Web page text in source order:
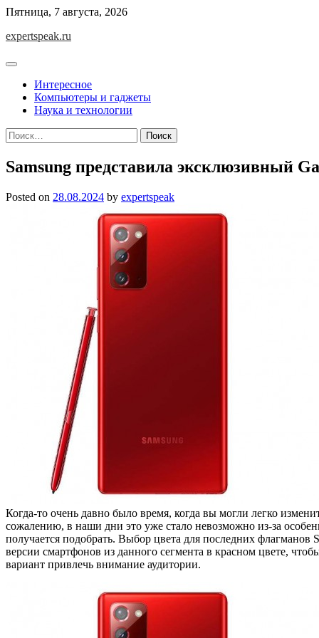
Skip
content
Пятница, 7 августа, 2026
expertspeak.ru
Интересное
Компьютеры и гаджеты
Наука и технологии
Найти:
Samsung представила эксклюзивный
Posted on 28.08.2024 by expertspeak
Когда-то очень давно было время, когда вы могли легко
сожалению, в наши дни это уже стало невозможно из-за
получается подобрать. Выбор цвета для последних
версии смартфонов из данного сегмента в красном цвете,
вариант привлечь внимание аудитории.